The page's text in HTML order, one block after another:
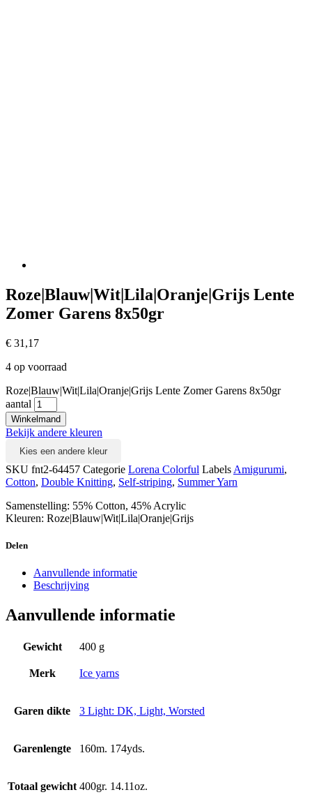
Roze|Blauw|Wit|Lila|Oranje|Grijs Lente
Zomer Garens 8x50gr
€ 31,17
4 op voorraad
Roze|Blauw|Wit|Lila|Oranje|Grijs Lente Zomer Garens 8x50gr
aantal
Winkelmand
Bekijk andere kleuren
Kies een andere kleur
SKU fnt2-64457 Categorie Lorena Colorful Labels Amigurumi,
Cotton, Double Knitting, Self-striping, Summer Yarn
Samenstelling: 55% Cotton, 45% Acrylic
Kleuren: Roze|Blauw|Wit|Lila|Oranje|Grijs
Delen
Aanvullende informatie
Beschrijving
Aanvullende informatie
Gewicht 400 g
Merk Ice yarns
Garen dikte 3 Light: DK, Light, Worsted
Garenlengte 160m. 174yds.
Totaal gewicht 400gr. 14.11oz.